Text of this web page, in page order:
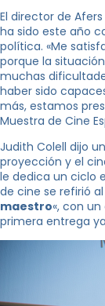
El director de
ha sido este año
política. «Me
porque la
muchas
haber sido
más, estamos
Muestra de Cine
Judith Colell dijo
proyección y el
le dedica un ciclo
de cine se refirió
maestro«, con
primera entrega